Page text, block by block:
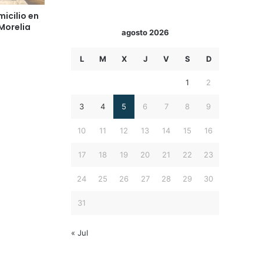
en
agosto 2026
L M X J V S D
1 2
3 4 5 6 7 8 9
10 11 12 13 14 15 16
17 18 19 20 21 22 23
24 25 26 27 28 29 30
31
« Jul